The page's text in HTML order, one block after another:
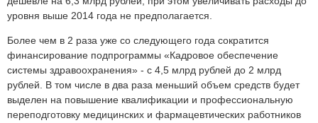
уровня выше 2014 года не предполагается.
Более чем в 2 раза уже со следующего года сократится
финансирование подпрограммы «Кадровое обеспечение
системы здравоохранения» - с 4,5 млрд рублей до 2 млрд
рублей. В том числе в два раза меньший объем средств будет
выделен на повышение квалификации и профессиональную
переподготовку медицинских и фармацевтических работников